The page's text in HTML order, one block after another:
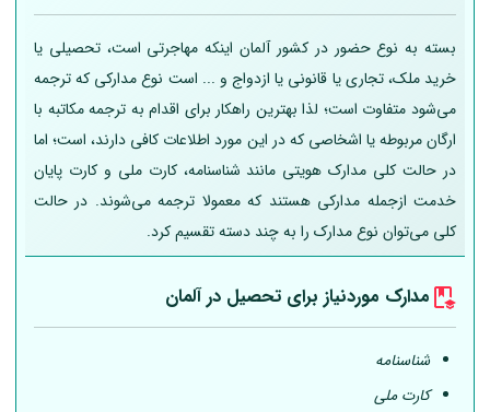
بسته به نوع حضور در کشور آلمان اینکه مهاجرتی است، تحصیلی یا
خرید ملک، تجاری یا قانونی یا ازدواج و ... است نوع مدارکی که ترجمه
می‌شود متفاوت است؛ لذا بهترین راهکار برای اقدام به ترجمه مکاتبه با
ارگان مربوطه یا اشخاصی که در این مورد اطلاعات کافی دارند، است؛ اما
در حالت کلی مدارک هویتی مانند شناسنامه، کارت ملی و کارت پایان
خدمت ازجمله مدارکی هستند که معمولا ترجمه می‌شوند. در حالت
کلی می‌توان نوع مدارک را به چند دسته تقسیم کرد.
مدارک موردنیاز برای تحصیل درآلمان
شناسنامه
کارت ملی